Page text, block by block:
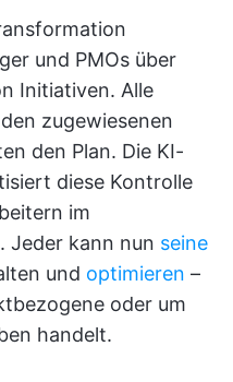
und PMOs über
Initiativen. Alle
zugewiesenen
den Plan. Die KI-
diese Kontrolle
im
Jeder kann nun seine
und optimieren –
oder um
handelt.